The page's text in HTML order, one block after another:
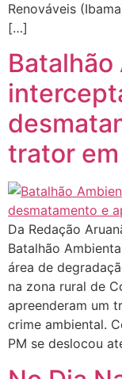
Renováveis
[…]
Batalhão
trator
Da Redação
Batalhão
área de
na zona rural de
apreenderam um
crime ambiental.
PM se deslocou